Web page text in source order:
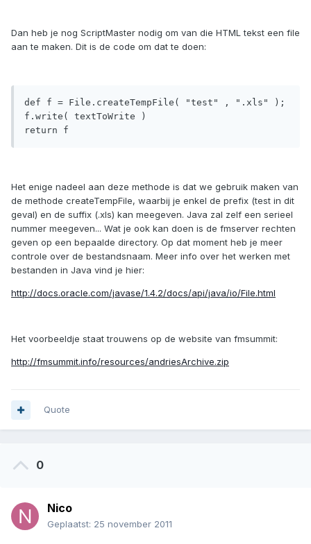
Dan heb je nog ScriptMaster nodig om van die HTML tekst een file
aan te maken. Dit is de code om dat te doen:
def f = File.createTempFile( "test" , ".xls" );
f.write( textToWrite )
Het enige nadeel aan deze methode is dat we gebruik maken van
de methode createTempFile, waarbij je enkel de prefix (test in dit
geval) en de suffix (.xls) kan meegeven. Java zal zelf een serieel
nummer meegeven... Wat je ook kan doen is de fmserver rechten
geven op een bepaalde directory. Op dat moment heb je meer
controle over de bestandsnaam. Meer info over het werken met
bestanden in Java vind je hier:
http://docs.oracle.com/javase/1.4.2/docs/api/java/io/File.html
Het voorbeeldje staat trouwens op de website van fmsummit:
http://fmsummit.info/resources/andriesArchive.zip
Quote
0
Nico
Geplaatst: 25 november 2011